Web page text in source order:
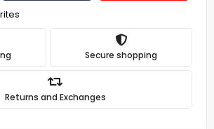
Secure shopping
Returns and Exchanges